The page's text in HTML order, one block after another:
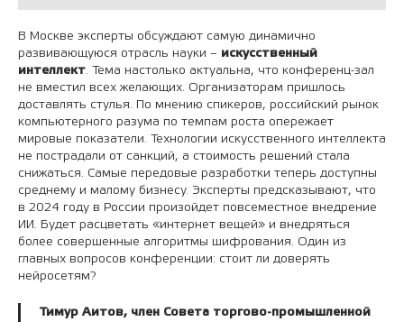
В Москве эксперты обсуждают самую динамично
развивающуюся отрасль науки – искусственный
интеллект. Тема настолько актуальна, что конференц-зал
не вместил всех желающих. Организаторам пришлось
доставлять стулья. По мнению спикеров, российский рынок
компьютерного разума по темпам роста опережает
мировые показатели. Технологии искусственного интеллекта
не пострадали от санкций, а стоимость решений стала
снижаться. Самые передовые разработки теперь доступны
среднему и малому бизнесу. Эксперты предсказывают, что
в 2024 году в России произойдет повсеместное внедрение
ИИ. Будет расцветать «интернет вещей» и внедряться
более совершенные алгоритмы шифрования. Один из
главных вопросов конференции: стоит ли доверять
нейросетям?
Тимур Аитов, член Совета торгово-промышленной